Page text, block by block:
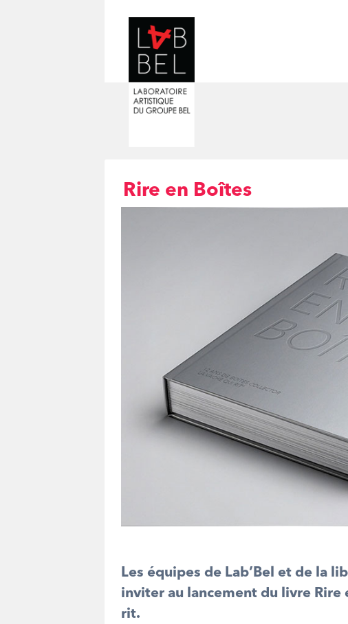
Rire en Boîtes
Les équipes de Lab’Bel et de la
inviter au lancement du livre Rire
rit.